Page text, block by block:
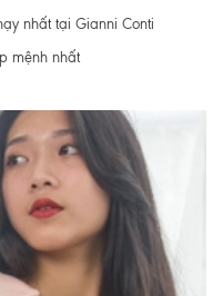
nhất tại Gianni Conti
mệnh nhất